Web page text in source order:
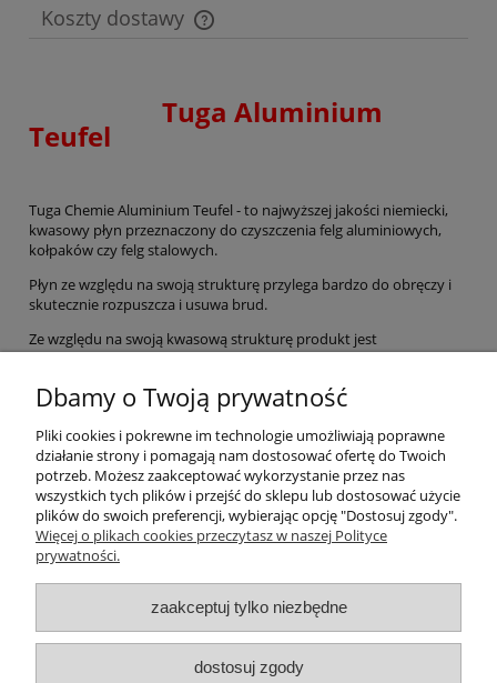
Koszty dostawy
Cena nie zawiera ewentualnych kosztów płatności
Tuga Aluminium
Teufel
Tuga Chemie Aluminium Teufel - to najwyższej jakości niemiecki,
kwasowy płyn przeznaczony do czyszczenia felg aluminiowych,
kołpaków czy felg stalowych.
Płyn ze względu na swoją strukturę przylega bardzo do obręczy i
skutecznie rozpuszcza i usuwa brud.
Ze względu na swoją kwasową strukturę produkt jest
niebezpieczny dla powłok polerowanych, chromowych i jest w
Doskonały stosunek ceny do jakości i wydajności.
Nie zawiera fosforanów.
Pojemność:1000ml
Pomoc
Moje konto
Płatności i dostawa
Dbamy o Twoją prywatność
Pliki cookies i pokrewne im technologie umożliwiają poprawne
działanie strony i pomagają nam dostosować ofertę do Twoich
potrzeb. Możesz zaakceptować wykorzystanie przez nas
wszystkich tych plików i przejść do sklepu lub dostosować użycie
plików do swoich preferencji, wybierając opcję "Dostosuj zgody".
Więcej o plikach cookies przeczytasz w naszej Polityce
prywatności.
zaakceptuj tylko niezbędne
dostosuj zgody